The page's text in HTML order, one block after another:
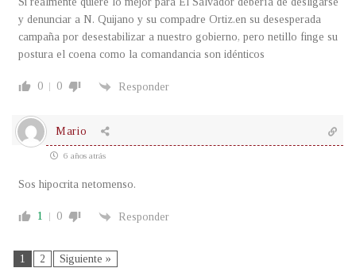
y denunciar a N. Quijano y su compadre Ortiz.en su desesperada
campaña por desestabilizar a nuestro gobierno, pero netillo finge su
postura el coena como la comandancia son idénticos
0 0 Responder
Mario
6 años atrás
Sos hipocrita netomenso.
1 0 Responder
1 2 Siguiente »